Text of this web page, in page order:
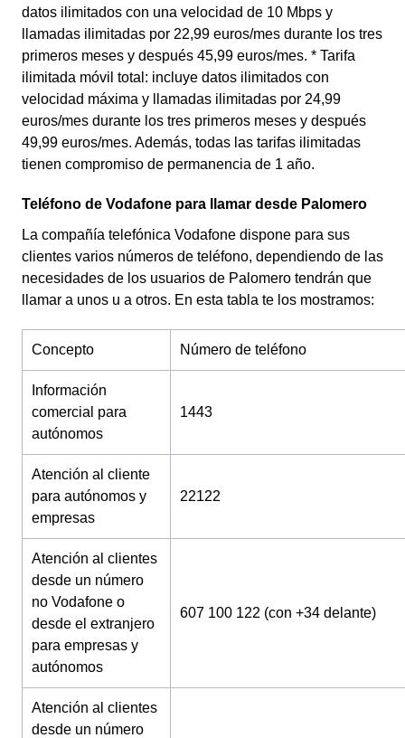
datos ilimitados con una velocidad de 10 Mbps y
llamadas ilimitadas por 22,99 euros/mes durante los tres
primeros meses y después 45,99 euros/mes. * Tarifa
ilimitada móvil total: incluye datos ilimitados con
velocidad máxima y llamadas ilimitadas por 24,99
euros/mes durante los tres primeros meses y después
49,99 euros/mes. Además, todas las tarifas ilimitadas
tienen compromiso de permanencia de 1 año.
Teléfono de Vodafone para llamar desde Palomero
La compañía telefónica Vodafone dispone para sus
clientes varios números de teléfono, dependiendo de las
necesidades de los usuarios de Palomero tendrán que
llamar a unos u a otros. En esta tabla te los mostramos:
Concepto Número de teléfono
Información
comercial para
autónomos
1443
Atención al cliente
para autónomos y
empresas
22122
Atención al clientes
desde un número
no Vodafone o
desde el extranjero
para empresas y
autónomos
607 100 122 (con +34 delante)
Atención al clientes
desde un número